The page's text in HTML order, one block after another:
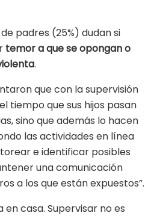
padres (25%) dudan si
temor a que se opongan o
.
que con la supervisión
tiempo que sus hijos pasan
sino que además lo hacen
las actividades en línea
e identificar posibles
una comunicación
a los que están expuestos”.
casa. Supervisar no es